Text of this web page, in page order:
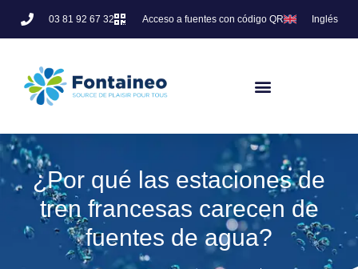
03 81 92 67 32 Acceso a fuentes con código QR Inglés
¿Por qué las estaciones de
tren francesas carecen de
fuentes de agua?